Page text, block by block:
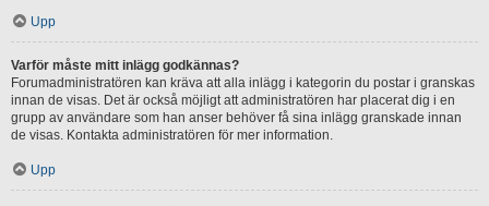
Upp
Varför måste mitt inlägg godkännas?
Forumadministratören kan kräva att alla inlägg i kategorin du postar i granskas
innan de visas. Det är också möjligt att administratören har placerat dig i en
grupp av användare som han anser behöver få sina inlägg granskade innan
de visas. Kontakta administratören för mer information.
Upp